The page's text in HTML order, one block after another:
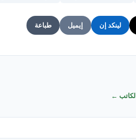
لينكد إن إيميل طباعة
←